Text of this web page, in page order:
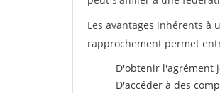
Les avantages inhérents à
rapprochement permet
D'obtenir l'agrément
D'accéder à des